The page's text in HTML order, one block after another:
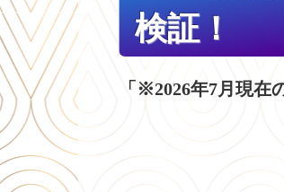
検証！
「※2026年7月現在